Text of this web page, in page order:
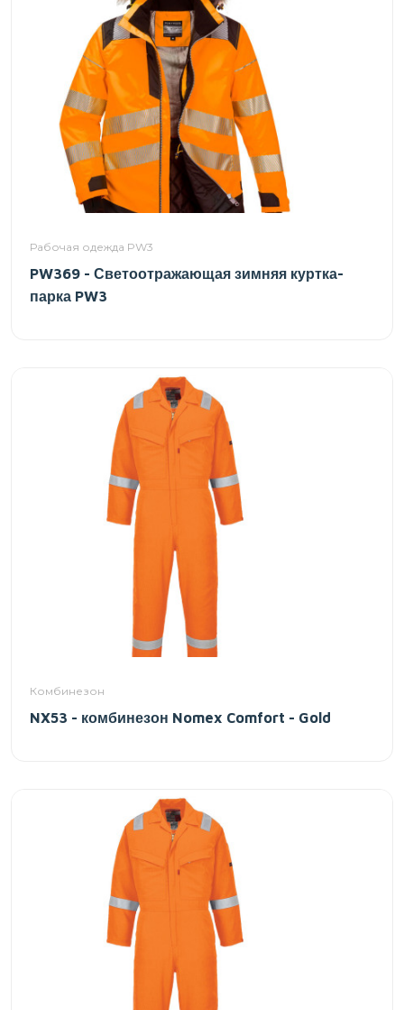
Рабочая одежда PW3
PW369 - Светоотражающая зимняя куртка-
парка PW3
Комбинезон
NX53 - комбинезон Nomex Comfort - Gold